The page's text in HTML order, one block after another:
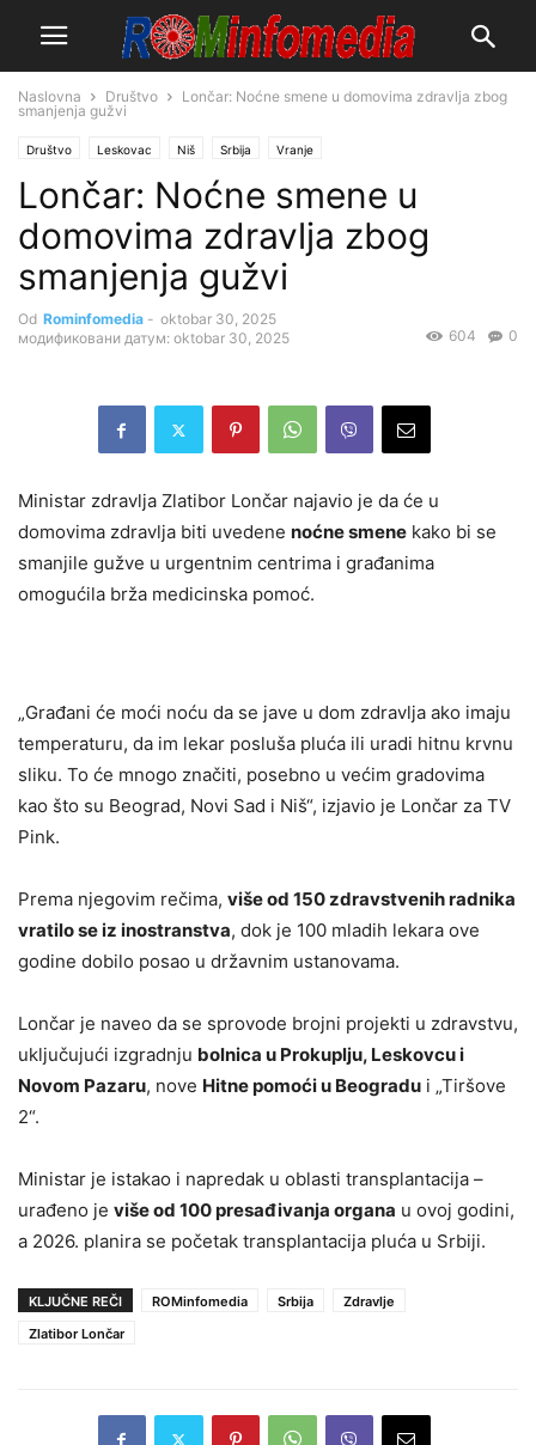
Naslovna Društvo
Lončar: Noćne smene u domovima zdravlja zbog
smanjenja gužvi
Društvo Leskovac Niš Srbija Vranje
Lončar: Noćne smene u
domovima zdravlja zbog
smanjenja gužvi
Od Rominfomedia - oktobar 30, 2025
модификовани датум: oktobar 30, 2025
0
604
Ministar zdravlja Zlatibor Lončar najavio je da će u
domovima zdravlja biti uvedene noćne smene kako bi se
smanjile gužve u urgentnim centrima i građanima
omogućila brža medicinska pomoć.
„Građani će moći noću da se jave u dom zdravlja ako imaju
temperaturu, da im lekar posluša pluća ili uradi hitnu krvnu
sliku. To će mnogo značiti, posebno u većim gradovima
kao što su Beograd, Novi Sad i Niš“, izjavio je Lončar za TV
Pink.
Prema njegovim rečima, više od 150 zdravstvenih radnika
vratilo se iz inostranstva, dok je 100 mladih lekara ove
godine dobilo posao u državnim ustanovama.
Lončar je naveo da se sprovode brojni projekti u zdravstvu,
uključujući izgradnju bolnica u Prokuplju, Leskovcu i
Novom Pazaru, nove Hitne pomoći u Beogradu i „Tiršove
2“.
Ministar je istakao i napredak u oblasti transplantacija –
urađeno je više od 100 presađivanja organa u ovoj godini,
a 2026. planira se početak transplantacija pluća u Srbiji.
KLJUČNE REČI ROMinfomedia Srbija
Zdravlje
Zlatibor Lončar